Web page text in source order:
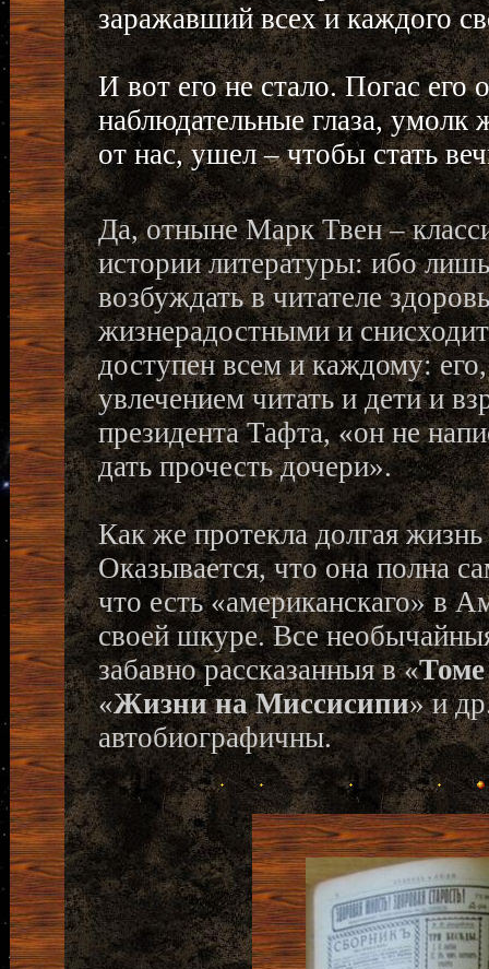
заражавший всех и каждого
И вот его не стало. Погас его
наблюдательные глаза,
от нас, ушел – чтобы стать
Да, отныне Марк Твен –
истории литературы: ибо
возбуждать в читателе
жизнерадостными и
доступен всем и каждому:
увлечением читать и дети и
президента Тафта, «он не
дать прочесть дочери».
Как же протекла долгая
Оказывается, что она полна
что есть «американскаго» в
своей шкуре. Все
забавно рассказанныя в «
«Жизни на Миссисипи» и
автобиографичны.